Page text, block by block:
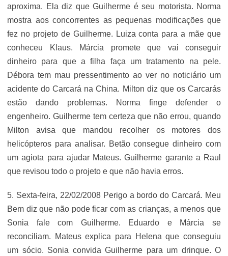
aproxima. Ela diz que Guilherme é seu motorista. Norma
mostra aos concorrentes as pequenas modificações que
fez no projeto de Guilherme. Luiza conta para a mãe que
conheceu Klaus. Márcia promete que vai conseguir
dinheiro para que a filha faça um tratamento na pele.
Débora tem mau pressentimento ao ver no noticiário um
acidente do Carcará na China. Milton diz que os Carcarás
estão dando problemas. Norma finge defender o
engenheiro. Guilherme tem certeza que não errou, quando
Milton avisa que mandou recolher os motores dos
helicópteros para analisar. Betão consegue dinheiro com
um agiota para ajudar Mateus. Guilherme garante a Raul
que revisou todo o projeto e que não havia erros.
5. Sexta-feira, 22/02/2008 Perigo a bordo do Carcará. Meu
Bem diz que não pode ficar com as crianças, a menos que
Sonia fale com Guilherme. Eduardo e Márcia se
reconciliam. Mateus explica para Helena que conseguiu
um sócio. Sonia convida Guilherme para um drinque. O